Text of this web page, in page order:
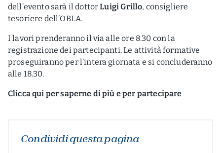
dell’evento sarà il dottorLuigi Grillo, consigliere
tesoriere dell’OBLA.
I lavori prenderanno il via alle ore 8.30 con la
registrazione dei partecipanti. Le attività formative
proseguiranno per l’intera giornata e si concluderanno
alle 18.30.
Clicca qui per saperne di più e per partecipare
Condividi questa pagina